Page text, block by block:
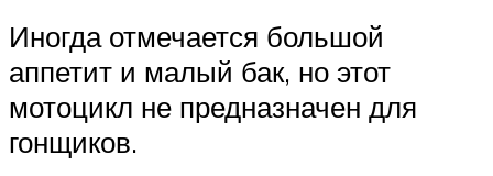
Иногда отмечается большой
аппетит и малый бак, но этот
мотоцикл не предназначен для
гонщиков.